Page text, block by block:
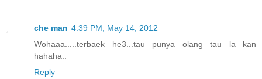
che man 4:39 PM, May 14, 2012
Wohaaa.....terbaek he3...tau punya olang tau la kan
hahaha..
Reply